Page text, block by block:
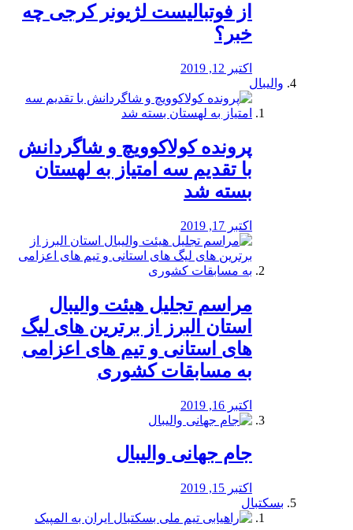
از فوتبالیست لژیونر کرجی چه
خبر؟
اکتبر 12, 2019
والیبال
پرونده کولاکوویچ و شاگردانش
با تقدیم سه امتیاز به لهستان
بسته شد
اکتبر 17, 2019
مراسم تجلیل هیئت والیبال
استان البرز از برترین های لیگ
های استانی و تیم های اعزامی
به مسابقات کشوری
اکتبر 16, 2019
جام جهانی والیبال
اکتبر 15, 2019
بسکتبال